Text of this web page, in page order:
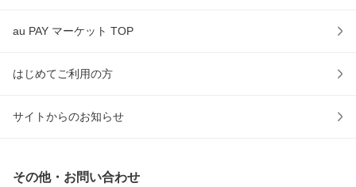
au PAY マーケット TOP
はじめてご利用の方
サイトからのお知らせ
その他・お問い合わせ